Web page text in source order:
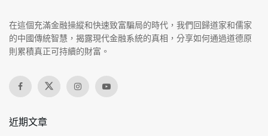
在這個充滿金融操縱和快速致富騙局的時代，我們回歸道家和儒家
的中國傳統智慧，揭露現代金融系統的真相，分享如何通過道德原
則累積真正可持續的財富。
近期文章